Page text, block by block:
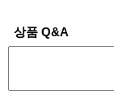
상품 Q&A